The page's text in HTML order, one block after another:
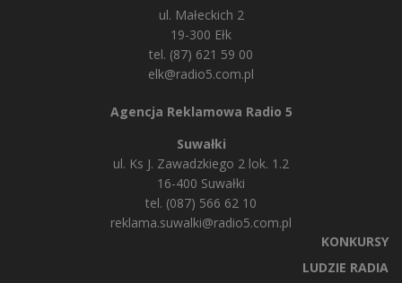
ul. Małeckich 2
19-300 Ełk
tel. (87) 621 59 00
elk@radio5.com.pl
Agencja Reklamowa Radio 5
Suwałki
ul. Ks J. Zawadzkiego 2 lok. 1.2
16-400 Suwałki
tel. (087) 566 62 10
reklama.suwalki@radio5.com.pl
KONKURSY
LUDZIE RADIA